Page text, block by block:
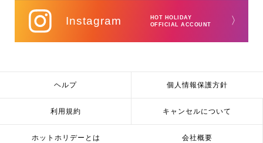
Instagram
HOT HOLIDAY
OFFICIAL ACCOUNT
〉
ヘルプ 個人情報保護方針
利用規約 キャンセルについて
ホットホリデーとは 会社概要